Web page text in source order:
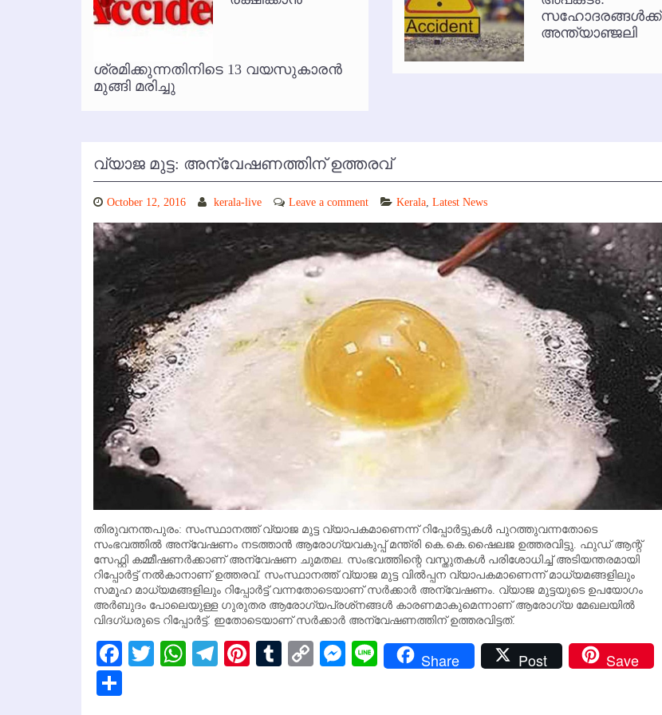
കോഴിക്കോട് വിമാനത്താവളത്തില്‍ അനധികൃത പാര്‍ക്കിംഗ് പിരിവ് : പരാതി തള്ളി
ശ്രമിക്കുന്നതിനിടെ 13 വയസുകാരന്‍
മുങ്ങി മരിച്ചു
സഹോദരങ്ങള്‍ക്ക്
അന്ത്യാഞ്ജലി
വ്യാജ മുട്ട: അന്വേഷണത്തിന് ഉത്തരവ്
October 12, 2016 kerala-live Leave a comment Kerala, Latest News
തിരുവനന്തപുരം: സംസ്ഥാനത്ത് വ്യാജ മുട്ട വ്യാപകമാണെന്ന് റിപ്പോര്‍ട്ടുകള്‍ പുറത്തുവന്നതോടെ
സംഭവത്തില്‍ അന്വേഷണം നടത്താന്‍ ആരോഗ്യവകുപ്പ് മന്ത്രി കെ.കെ.ഷൈലജ ഉത്തരവിട്ടു. ഫുഡ് ആന്റ്
സേഫ്റ്റി കമ്മീഷണര്‍ക്കാണ് അന്വേഷണ ചുമതല. സംഭവത്തിന്റെ വസ്തുതകള്‍ പരിശോധിച്ച് അടിയന്തരമായി
റിപ്പോര്‍ട്ട് നല്‍കാനാണ് ഉത്തരവ്. സംസ്ഥാനത്ത് വ്യാജ മുട്ട വില്‍പ്പന വ്യാപകമാണെന്ന് മാധ്യമങ്ങളിലും
സമൂഹ മാധ്യമങ്ങളിലും റിപ്പോര്‍ട്ട് വന്നതോടെയാണ് സര്‍ക്കാര്‍ അന്വേഷണം. വ്യാജ മുട്ടയുടെ ഉപയോഗം
അര്‍ബുദം പോലെയുള്ള ഗുരുതര ആരോഗ്യപ്രശ്‌നങ്ങള്‍ കാരണമാകുമെന്നാണ് ആരോഗ്യ മേഖലയില്‍
വിദഗ്ധരുടെ റിപ്പോര്‍ട്ട്. ഇതോടെയാണ് സര്‍ക്കാര്‍ അന്വേഷണത്തിന് ഉത്തരവിട്ടത്.
Facebook
TwitterWhatsApp
Telegram
Pinterest
Tumblr
CopyMessenger
LineShare Post Save